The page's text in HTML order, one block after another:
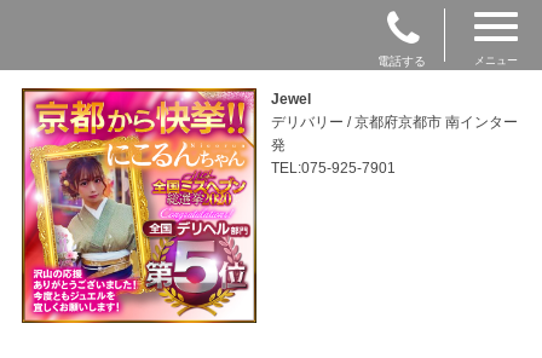
電話する メニュー
Jewel
デリバリー / 京都府京都市 南インター
発
TEL:075-925-7901